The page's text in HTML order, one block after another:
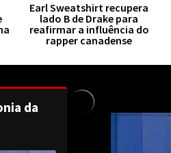
Earl Sweatshirt recupera
lado B de Drake para
reafirmar a influência do
rapper canadense
da